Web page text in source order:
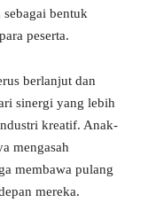
bentuk
peserta.
berlanjut dan
sinergi yang lebih
kreatif. Anak-
mengasah
membawa pulang
mereka.